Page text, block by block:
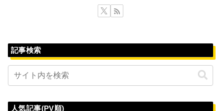
記事検索
人気記事(PV順)